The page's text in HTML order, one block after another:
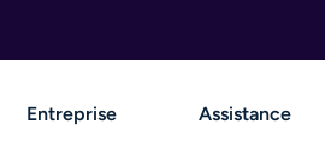
Entreprise Assistance